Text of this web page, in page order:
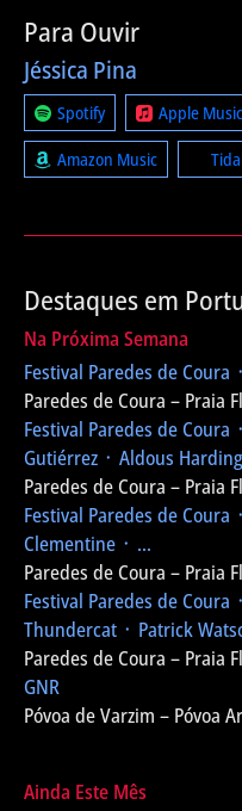
Para Ouvir
Jéssica Pina
Spotify Apple Music
Amazon Music
Destaques em
Na Próxima Semana
Festival Paredes de Coura
Paredes de Coura – Praia
Festival Paredes de Coura
Gutiérrez ᛫ Aldous
Paredes de Coura – Praia
Festival Paredes de Coura
Clementine ᛫ ...
Paredes de Coura – Praia
Festival Paredes de Coura
Thundercat ᛫ Patrick
Paredes de Coura – Praia
GNR
Póvoa de Varzim – Póvoa
Ainda Este Mês